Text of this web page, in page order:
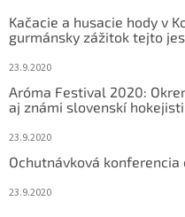
Kačacie a husacie hody v
gurmánsky zážitok tejto
23.9.2020
Aróma Festival 2020:
aj známi slovenskí hokejisti
23.9.2020
Ochutnávková
23.9.2020